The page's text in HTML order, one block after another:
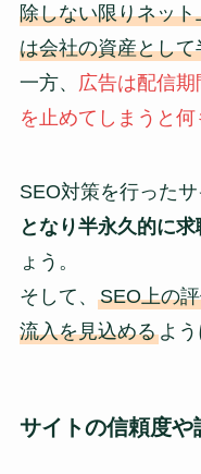
除しない限りネッ
は会社の資産とし
一方、
広告は配信
を止めてしまうと何
SEO対策を行った
となり半永久的に
ょう。
そして、 SEO上の
流入を見込めるよう
サイトの信頼度や